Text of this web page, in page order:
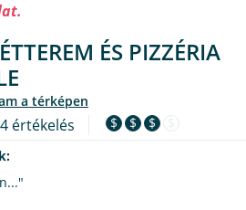
ÉS PIZZÉRIA
a térképen
4 értékelés $ $ $